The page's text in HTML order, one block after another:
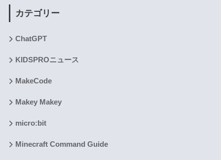
カテゴリー
ChatGPT
KIDSPROニュース
MakeCode
Makey Makey
micro:bit
Minecraft Command Guide